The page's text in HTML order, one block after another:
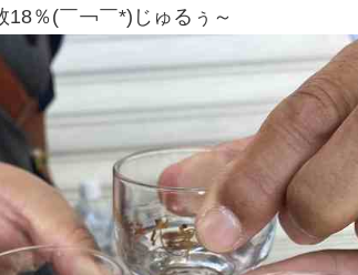
％(￣￢￣*)じゅるぅ～